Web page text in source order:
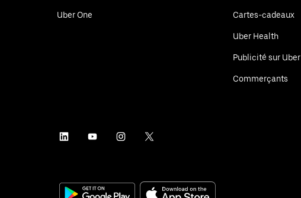
Uber One Cartes-cadeaux
Uber Health
Publicité sur Uber
Commerçants